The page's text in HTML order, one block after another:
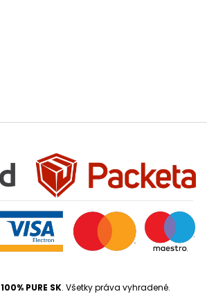
100% PURE SK. Všetky práva vyhradené.